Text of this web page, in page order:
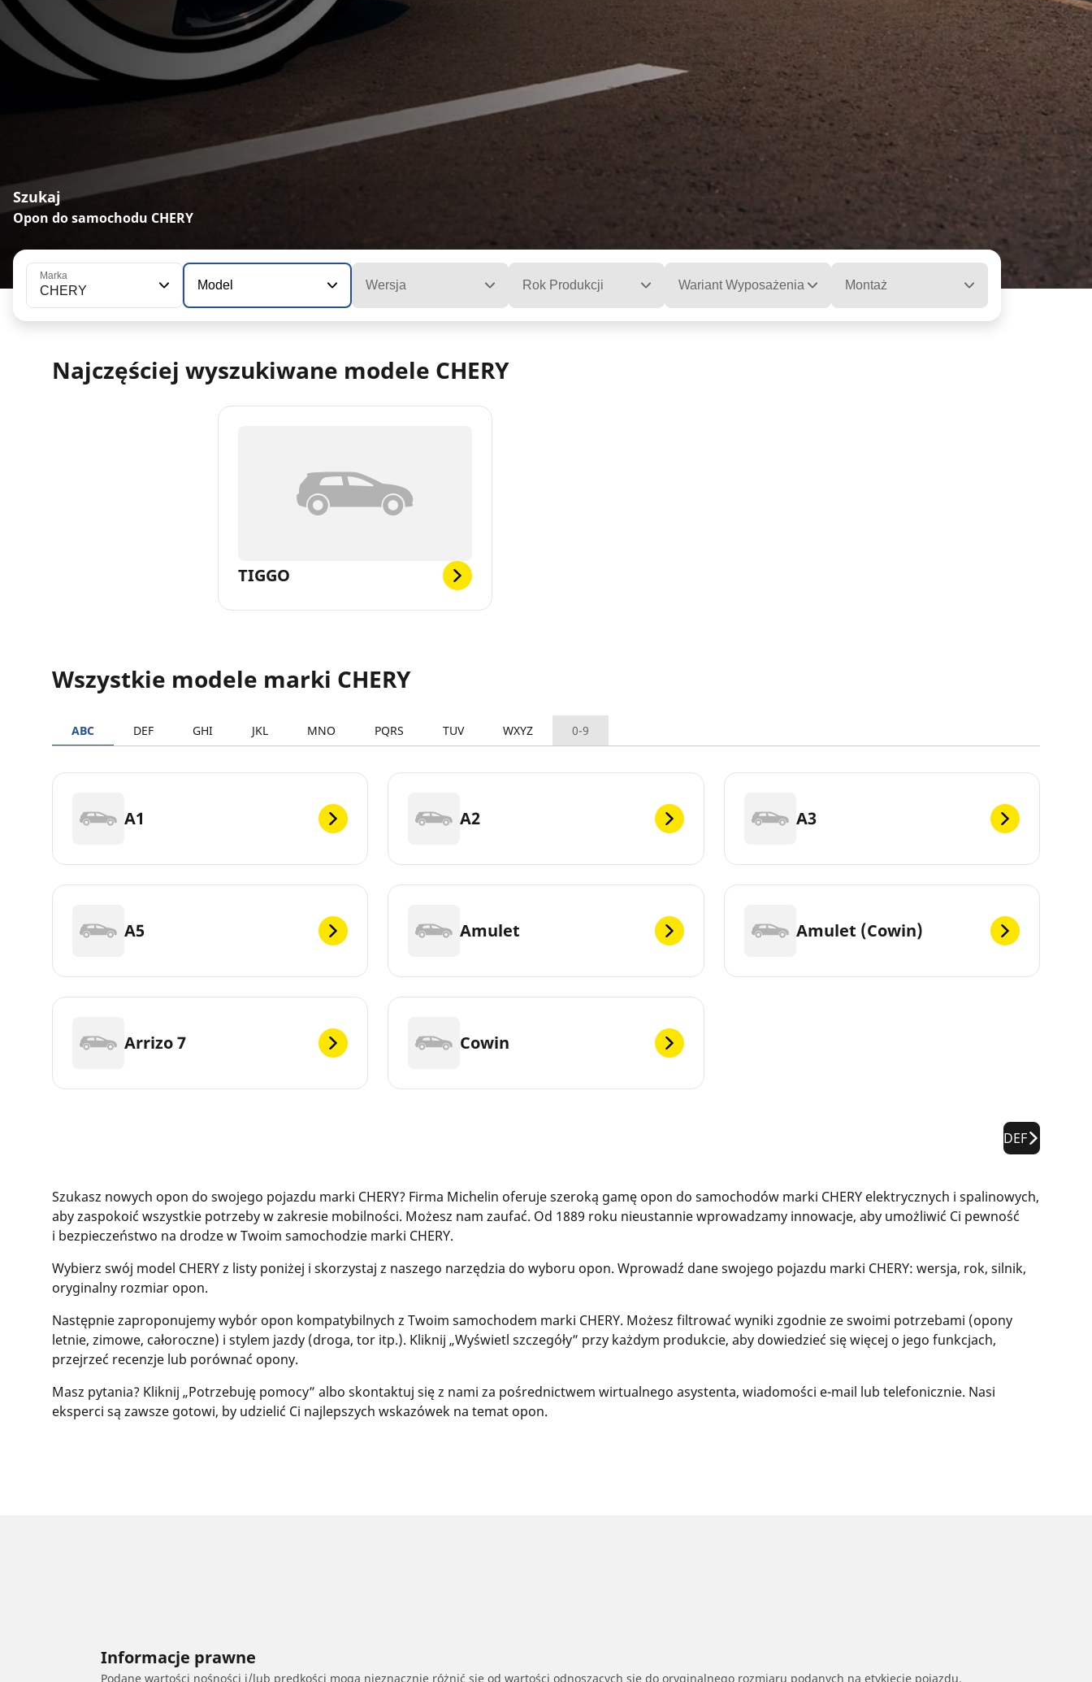
Szukaj
Opon do samochodu CHERY
Marka
CHERY Model Wersja Rok Produkcji Wariant Wyposażenia Montaż
Najczęściej wyszukiwane modele CHERY
TIGGO
Wszystkie modele marki CHERY
ABC DEF GHI JKL MNO PQRS TUV WXYZ 0-9
A1 A2 A3
A5 Amulet Amulet (Cowin)
Arrizo 7 Cowin
DEF
Szukasz nowych opon do swojego pojazdu marki CHERY? Firma Michelin oferuje szeroką gamę opon do samochodów marki CHERY elektrycznych i spalinowych,
aby zaspokoić wszystkie potrzeby w zakresie mobilności. Możesz nam zaufać. Od 1889 roku nieustannie wprowadzamy innowacje, aby umożliwić Ci pewność
i bezpieczeństwo na drodze w Twoim samochodzie marki CHERY.
Wybierz swój model CHERY z listy poniżej i skorzystaj z naszego narzędzia do wyboru opon. Wprowadź dane swojego pojazdu marki CHERY: wersja, rok, silnik,
oryginalny rozmiar opon.
Następnie zaproponujemy wybór opon kompatybilnych z Twoim samochodem marki CHERY. Możesz filtrować wyniki zgodnie ze swoimi potrzebami (opony
letnie, zimowe, całoroczne) i stylem jazdy (droga, tor itp.). Kliknij „Wyświetl szczegóły” przy każdym produkcie, aby dowiedzieć się więcej o jego funkcjach,
przejrzeć recenzje lub porównać opony.
Masz pytania? Kliknij „Potrzebuję pomocy” albo skontaktuj się z nami za pośrednictwem wirtualnego asystenta, wiadomości e-mail lub telefonicznie. Nasi
eksperci są zawsze gotowi, by udzielić Ci najlepszych wskazówek na temat opon.
Informacje prawne
Podane wartości nośności i/lub prędkości mogą nieznacznie różnić się od wartości odnoszących się do oryginalnego rozmiaru podanych na etykiecie pojazdu.